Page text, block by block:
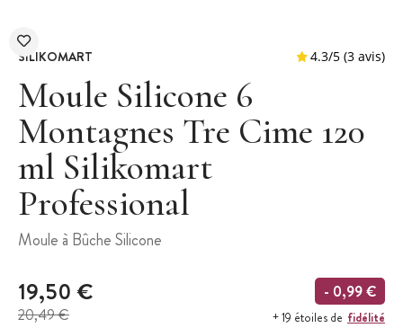
SILIKOMART
Moule Silicone 6
Montagnes Tre Cime 120
ml Silikomart
Professional
Moule à Bûche Silicone
19,50 €
20,49 €
- 0,99 €
+ 19 étoiles de fidélité